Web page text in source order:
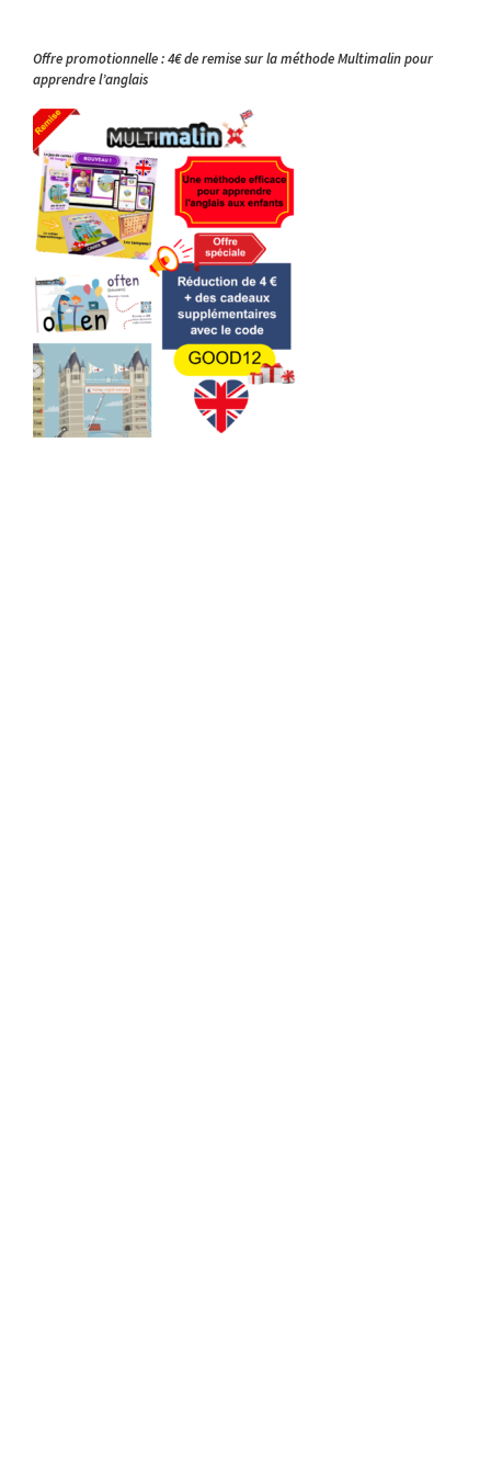
Offre promotionnelle : 4€ de remise sur la méthode Multimalin pour
apprendre l’anglais